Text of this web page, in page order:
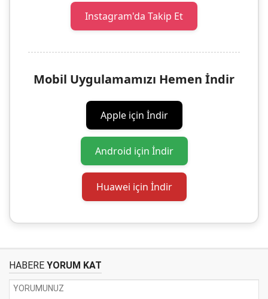
Instagram'da Takip Et
Mobil Uygulamamızı Hemen İndir
Apple için İndir
Android için İndir
Huawei için İndir
HABERE YORUM KAT